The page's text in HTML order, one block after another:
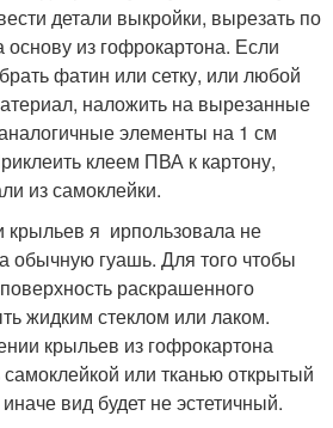
детали выкройки, вырезать по
основу из гофрокартона. Если
фатин или сетку, или любой
наложить на вырезанные
элементы на 1 см
клеем ПВА к картону,
из самоклейки.
крыльев я ирпользовала не
обычную гуашь. Для того чтобы
раскрашенного
жидким стеклом или лаком.
крыльев из гофрокартона
или тканью открытый
вид будет не эстетичный.